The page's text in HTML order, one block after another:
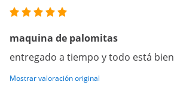
maquina de palomitas
entregado a tiempo y todo está bien
Mostrar valoración original